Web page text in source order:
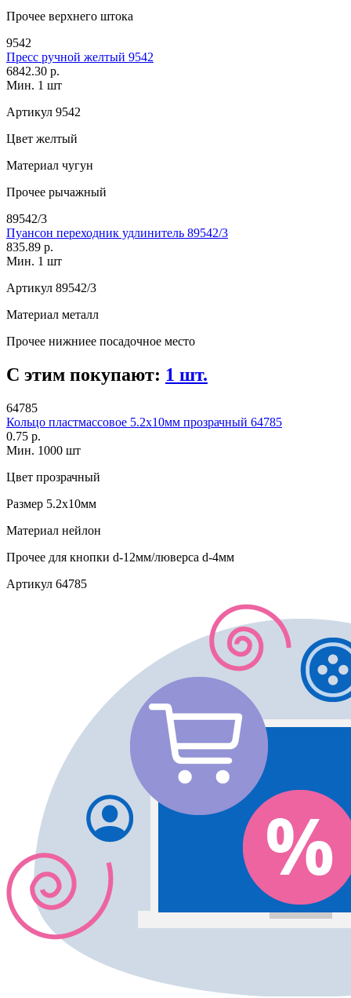
Прочее верхнего штока
9542
Пресс ручной желтый 9542
6842.30 р.
Мин. 1 шт
Артикул 9542
Цвет желтый
Материал чугун
Прочее рычажный
89542/3
Пуансон переходник удлинитель 89542/3
835.89 р.
Мин. 1 шт
Артикул 89542/3
Материал металл
Прочее нижниее посадочное место
С этим покупают: 1 шт.
64785
Кольцо пластмассовое 5.2х10мм прозрачный 64785
0.75 р.
Мин. 1000 шт
Цвет прозрачный
Размер 5.2х10мм
Материал нейлон
Прочее для кнопки d-12мм/люверса d-4мм
Артикул 64785